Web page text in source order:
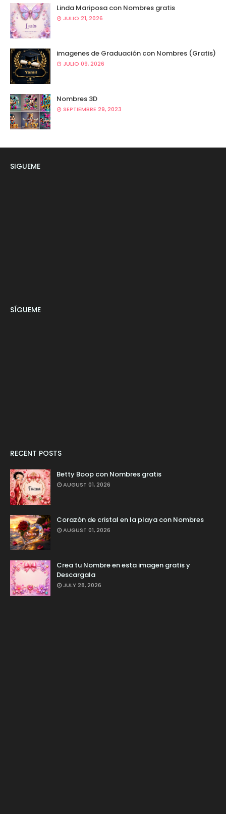
Linda Mariposa con Nombres gratis
JULIO 21, 2026
imagenes de Graduación con Nombres (Gratis)
JULIO 09, 2026
Nombres 3D
SEPTIEMBRE 29, 2023
SIGUEME
SÍGUEME
RECENT POSTS
Betty Boop con Nombres gratis
AUGUST 01, 2026
Corazón de cristal en la playa con Nombres
AUGUST 01, 2026
Crea tu Nombre en esta imagen gratis y
Descargala
JULY 28, 2026